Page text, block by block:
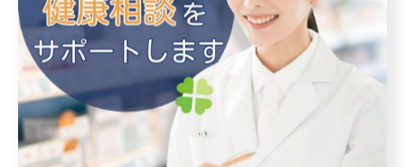
ただきやすい薬局を目指し
ています
近隣で頼れる薬局をお探しの方はぜひご利
用ください